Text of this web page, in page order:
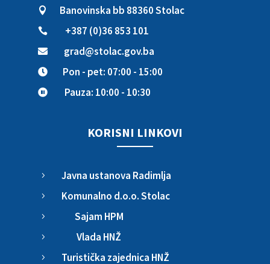
 Banovinska bb 88360 Stolac
 +387 (0)36 853 101
 grad@stolac.gov.ba
 Pon - pet: 07:00 - 15:00
 Pauza: 10:00 - 10:30
KORISNI LINKOVI
5 Javna ustanova Radimlja
5 Komunalno d.o.o. Stolac
5 Sajam HPM
5 Vlada HNŽ
5 Turistička zajednica HNŽ